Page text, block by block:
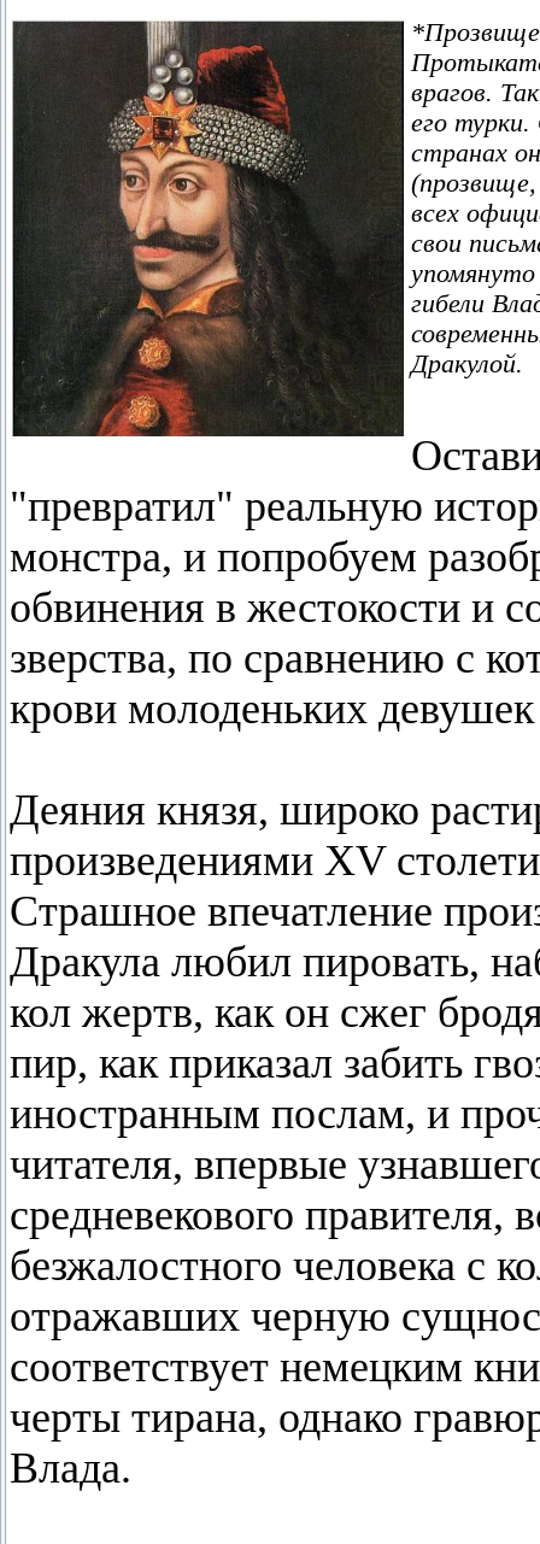
*Прозвище
врагов.
его турки.
странах
всех
свои
упомянуто
гибели
Дракулой.
"превратил" реальную
монстра, и попробуем
обвинения в жестокости и
зверства, по сравнению с
крови молоденьких
Деяния князя, широко
произведениями XV
Страшное впечатление
Дракула любил пировать,
кол жертв, как он сжег
пир, как приказал забить
иностранным послам, и
читателя, впервые
средневекового правителя,
безжалостного человека с
отражавших черную
соответствует немецким
черты тирана, однако
Влада.